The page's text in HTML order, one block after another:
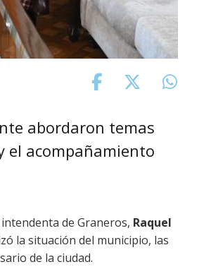
abordaron temas
el acompañamiento
de Graneros, Raquel
la situación del municipio, las
de la ciudad.